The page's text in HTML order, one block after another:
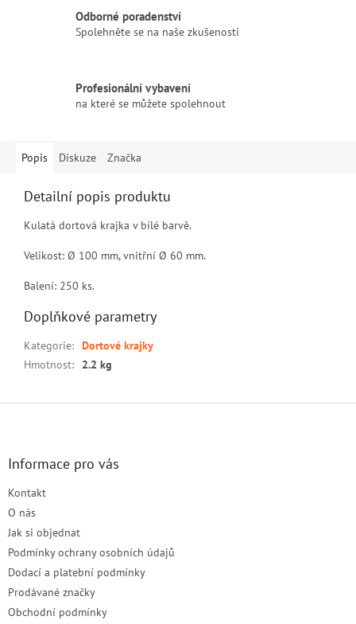
Odborné poradenství
Spolehněte se na naše zkušenosti
Profesionální vybavení
na které se můžete spolehnout
Popis Diskuze Značka
Detailní popis produktu
Kulatá dortová krajka v bílé barvě.
Velikost: Ø 100 mm, vnitřní Ø 60 mm.
Balení: 250 ks.
Doplňkové parametry
Kategorie: Dortové krajky
Hmotnost: 2.2 kg
Informace pro vás
Kontakt
O nás
Jak si objednat
Podmínky ochrany osobních údajů
Dodací a platební podmínky
Prodávané značky
Obchodní podmínky